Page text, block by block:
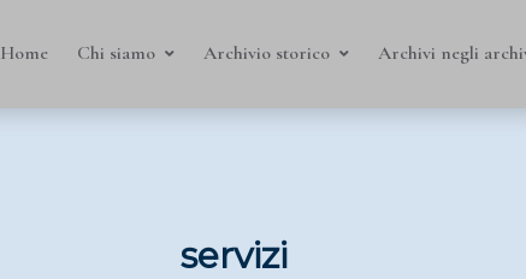
Home Chi siamo Archivio storico Archivi negli
servizi